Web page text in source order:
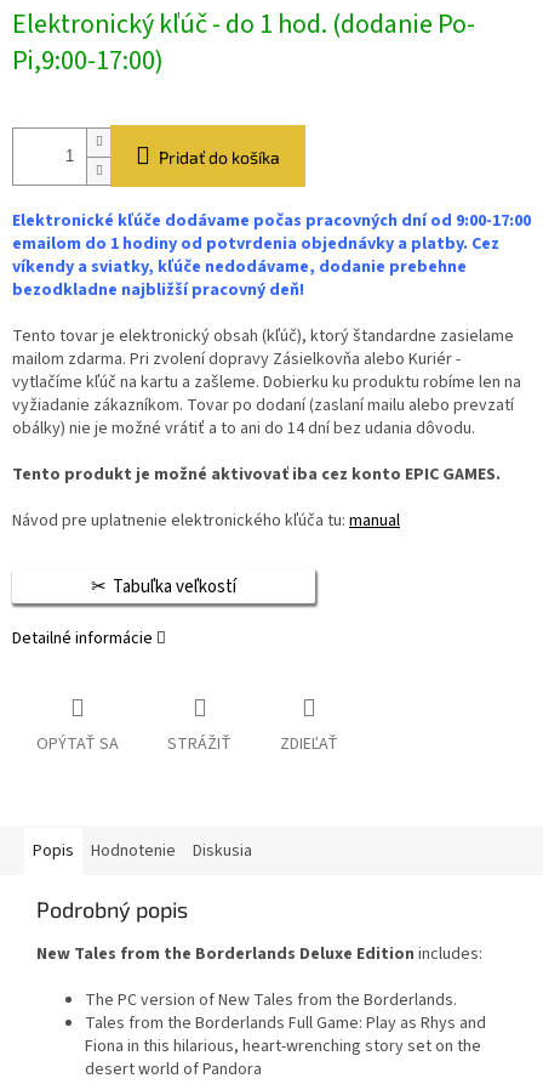
cena:
Elektronický kľúč - do 1 hod. (dodanie Po-
Pi,9:00-17:00)
Pridať do košíka
Elektronické kľúče dodávame počas pracovných dní od 9:00-17:00
emailom do 1 hodiny od potvrdenia objednávky a platby. Cez
víkendy a sviatky, kľúče nedodávame, dodanie prebehne
bezodkladne najbližší pracovný deň!
Tento tovar je elektronický obsah (kľúč), ktorý štandardne zasielame
mailom zdarma. Pri zvolení dopravy Zásielkovňa alebo Kuriér -
vytlačíme kľúč na kartu a zašleme. Dobierku ku produktu robíme len na
vyžiadanie zákazníkom. Tovar po dodaní (zaslaní mailu alebo prevzatí
obálky) nie je možné vrátiť a to ani do 14 dní bez udania dôvodu.
Tento produkt je možné aktivovať iba cez konto EPIC GAMES.
Návod pre uplatnenie elektronického kľúča tu: manual
Tabuľka veľkostí
Detailné informácie
OPÝTAŤ SA STRÁŽIŤ ZDIEĽAŤ
Popis Hodnotenie Diskusia
Podrobný popis
New Tales from the Borderlands Deluxe Edition includes:
The PC version of New Tales from the Borderlands.
Tales from the Borderlands Full Game: Play as Rhys and
Fiona in this hilarious, heart-wrenching story set on the
desert world of Pandora